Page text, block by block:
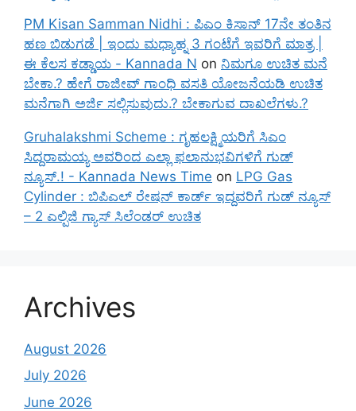
PM Kisan Samman Nidhi : ಪಿಎಂ ಕಿಸಾನ್ 17ನೇ ತಂತಿನ
ಹಣ ಬಿಡುಗಡೆ | ಇಂದು ಮಧ್ಯಾಹ್ನ 3 ಗಂಟೆಗೆ ಇವರಿಗೆ ಮಾತ್ರ |
ಈ ಕೆಲಸ ಕಡ್ಡಾಯ - Kannada N on ನಿಮಗೂ ಉಚಿತ ಮನೆ
ಬೇಕಾ.? ಹೇಗೆ ರಾಜೀವ್ ಗಾಂಧಿ ವಸತಿ ಯೋಜನೆಯಡಿ ಉಚಿತ
ಮನೆಗಾಗಿ ಅರ್ಜಿ ಸಲ್ಲಿಸುವುದು.? ಬೇಕಾಗುವ ದಾಖಲೆಗಳು.?
Gruhalakshmi Scheme : ಗೃಹಲಕ್ಷ್ಮಿಯರಿಗೆ ಸಿಎಂ
ಸಿದ್ದರಾಮಯ್ಯ ಅವರಿಂದ ಎಲ್ಲಾ ಫಲಾನುಭವಿಗಳಿಗೆ ಗುಡ್
ನ್ಯೂಸ್.! - Kannada News Time on LPG Gas
Cylinder : ಬಿಪಿಎಲ್ ರೇಷನ್ ಕಾರ್ಡ್ ಇದ್ದವರಿಗೆ ಗುಡ್ ನ್ಯೂಸ್
– 2 ಎಲ್ಪಿಜಿ ಗ್ಯಾಸ್ ಸಿಲೆಂಡರ್ ಉಚಿತ
Archives
August 2026
July 2026
June 2026